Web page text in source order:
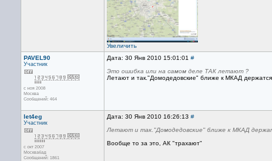
Увеличить
PAVEL90
Участник
с ноя 2008
Москва
Сообщений: 464
Дата: 30 Янв 2010 15:01:01 #
Это ошибка или на самом деле ТАК летают ?
Летают и так."Домодедовские" ближе к МКАД
let4eg
Участник
с окт 2007
Москвабад
Сообщений: 1861
Дата: 30 Янв 2010 16:26:13 #
Летают и так."Домодедовские" ближе к МКАД
Вообще то за это, АК "трахают"